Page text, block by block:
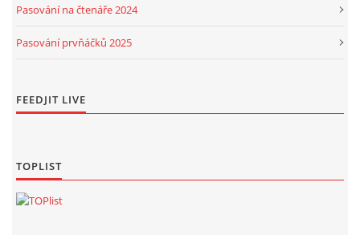
Pasování na čtenáře 2024
Pasování prvňáčků 2025
FEEDJIT LIVE
TOPLIST